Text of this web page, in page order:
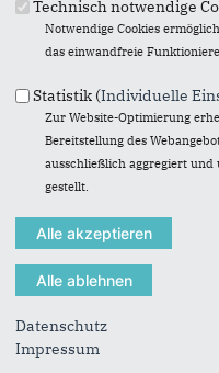
Eigene E-Mail-Adresse *
Eigener Name*
Senden an
Sie können mehrere Empfänger
Technisch notwendige
Notwendige Cookies
das einwandfreie
Statistik (Individuelle
Zur Website-Optimierung
Bereitstellung des
ausschließlich aggregiert und
gestellt.
Datenschutz
Impressum